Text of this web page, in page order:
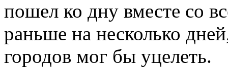
пошел ко дну вместе со
раньше на несколько
городов мог бы уцелеть.